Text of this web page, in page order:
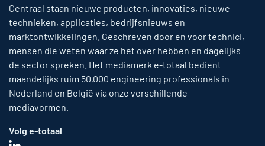
Centraal staan nieuwe producten, innovaties, nieuwe
technieken, applicaties, bedrijfsnieuws en
marktontwikkelingen. Geschreven door en voor technici,
mensen die weten waar ze het over hebben en dagelijks
de sector spreken. Het mediamerk e-totaal bedient
maandelijks ruim 50,000 engineering professionals in
Nederland en België via onze verschillende
mediavormen.
Volg e-totaal